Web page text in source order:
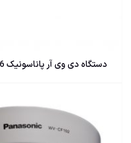
دستگاه دی وی آر پاناسونيک WJ-HD716